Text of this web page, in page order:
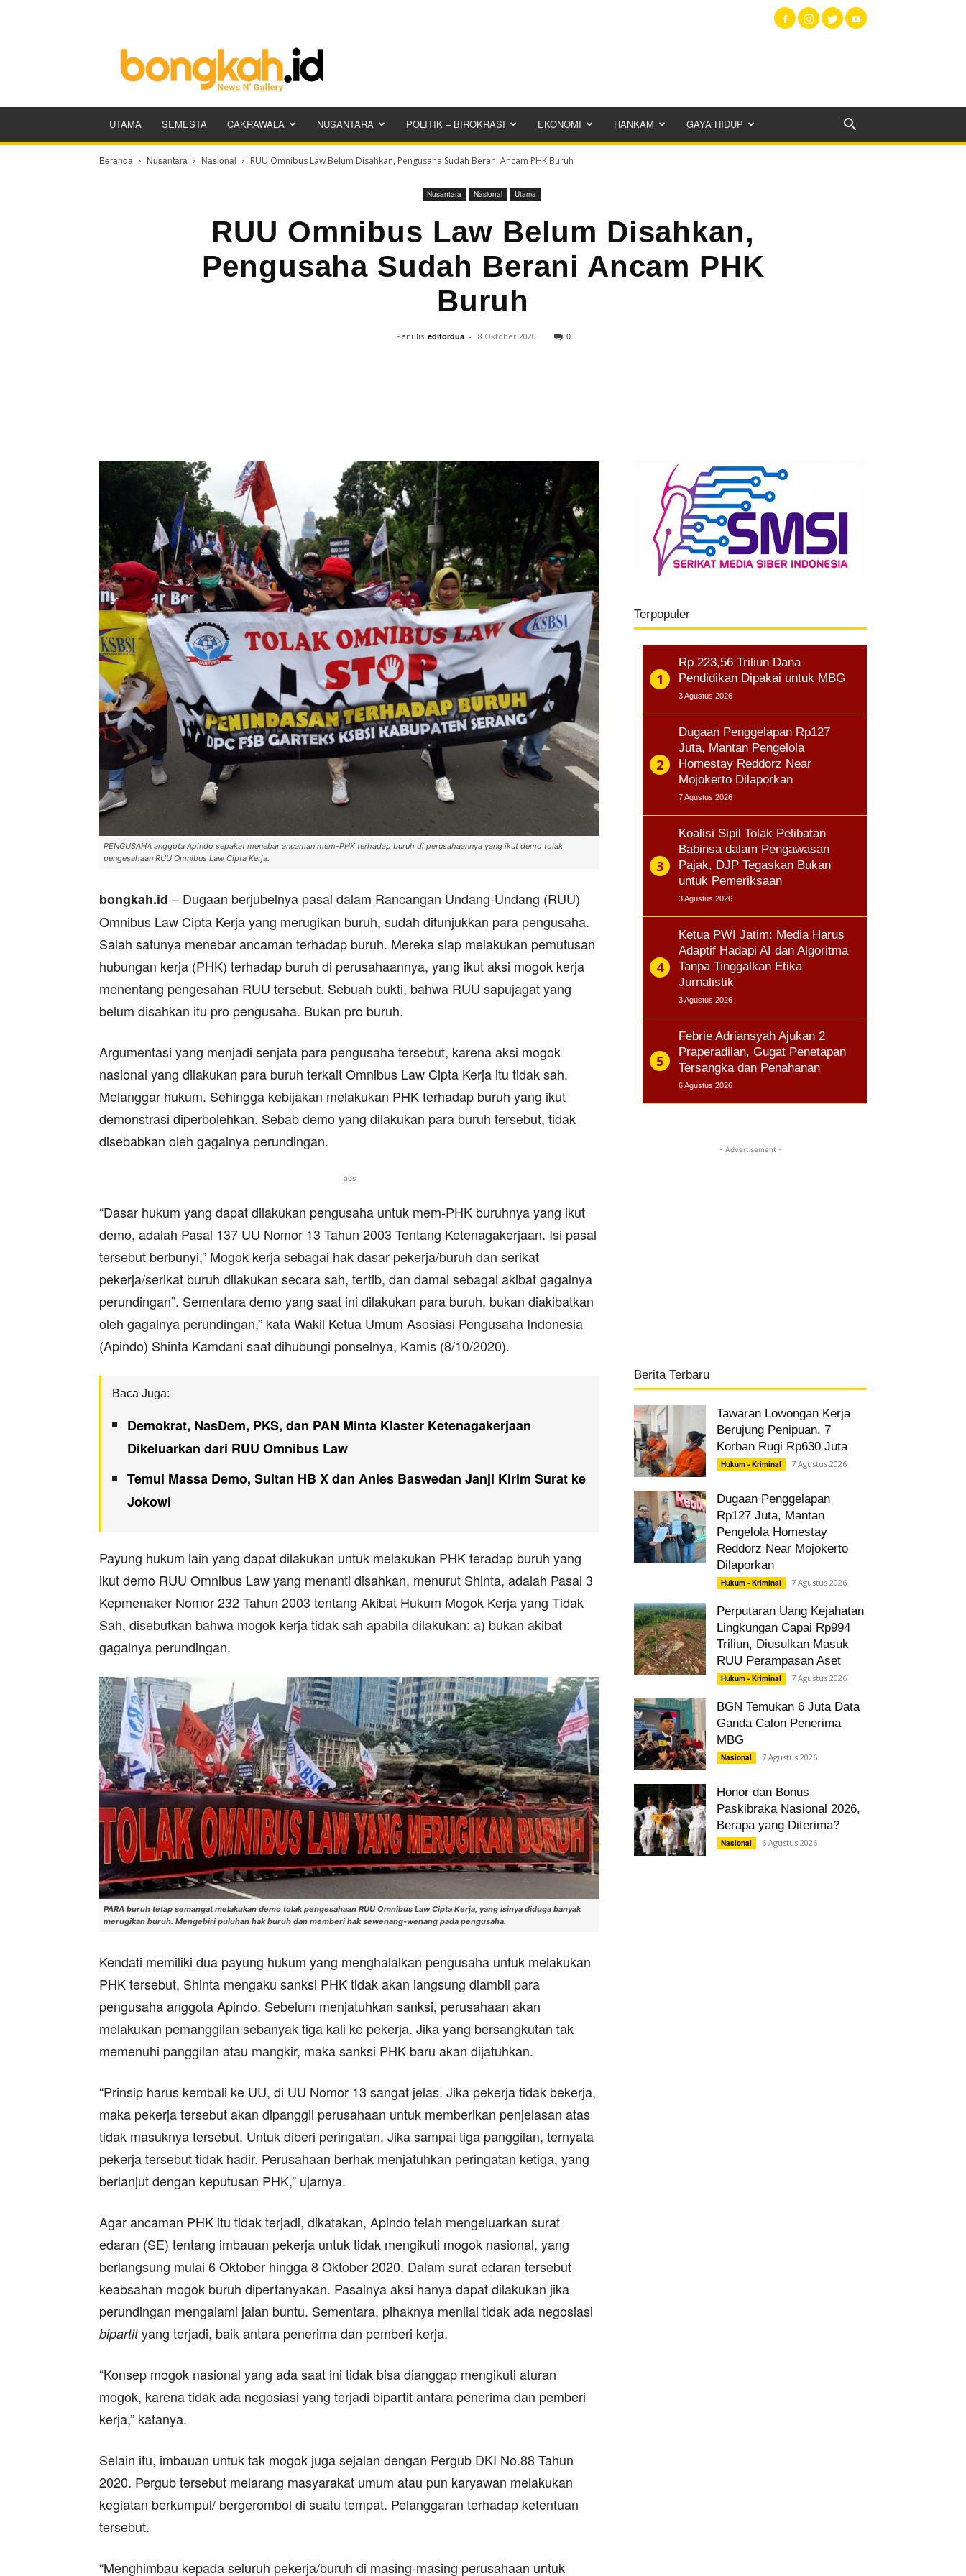
UTAMA SEMESTA CAKRAWALA NUSANTARA POLITIK – BIROKRASI EKONOMI HANKAM GAYA HIDUP
Beranda Nusantara Nasional RUU Omnibus Law Belum Disahkan, Pengusaha Sudah Berani Ancam PHK Buruh
Nusantara Nasional Utama
RUU Omnibus Law Belum Disahkan,
Pengusaha Sudah Berani Ancam PHK
Buruh
Penulis editordua - 8 Oktober 2020 0
PENGUSAHA anggota Apindo sepakat menebar ancaman mem-PHK terhadap buruh di perusahaannya yang ikut demo tolak
pengesahaan RUU Omnibus Law Cipta Kerja.
bongkah.id – Dugaan berjubelnya pasal dalam Rancangan Undang-Undang (RUU)
Omnibus Law Cipta Kerja yang merugikan buruh, sudah ditunjukkan para pengusaha.
Salah satunya menebar ancaman terhadap buruh. Mereka siap melakukan pemutusan
hubungan kerja (PHK) terhadap buruh di perusahaannya, yang ikut aksi mogok kerja
menentang pengesahan RUU tersebut. Sebuah bukti, bahwa RUU sapujagat yang
belum disahkan itu pro pengusaha. Bukan pro buruh.
Argumentasi yang menjadi senjata para pengusaha tersebut, karena aksi mogok
nasional yang dilakukan para buruh terkait Omnibus Law Cipta Kerja itu tidak sah.
Melanggar hukum. Sehingga kebijakan melakukan PHK terhadap buruh yang ikut
demonstrasi diperbolehkan. Sebab demo yang dilakukan para buruh tersebut, tidak
disebabkan oleh gagalnya perundingan.
ads
“Dasar hukum yang dapat dilakukan pengusaha untuk mem-PHK buruhnya yang ikut
demo, adalah Pasal 137 UU Nomor 13 Tahun 2003 Tentang Ketenagakerjaan. Isi pasal
tersebut berbunyi,” Mogok kerja sebagai hak dasar pekerja/buruh dan serikat
pekerja/serikat buruh dilakukan secara sah, tertib, dan damai sebagai akibat gagalnya
perundingan”. Sementara demo yang saat ini dilakukan para buruh, bukan diakibatkan
oleh gagalnya perundingan,” kata Wakil Ketua Umum Asosiasi Pengusaha Indonesia
(Apindo) Shinta Kamdani saat dihubungi ponselnya, Kamis (8/10/2020).
Baca Juga:
Demokrat, NasDem, PKS, dan PAN Minta Klaster Ketenagakerjaan
Dikeluarkan dari RUU Omnibus Law
Temui Massa Demo, Sultan HB X dan Anies Baswedan Janji Kirim Surat ke
Jokowi
Payung hukum lain yang dapat dilakukan untuk melakukan PHK teradap buruh yang
ikut demo RUU Omnibus Law yang menanti disahkan, menurut Shinta, adalah Pasal 3
Kepmenaker Nomor 232 Tahun 2003 tentang Akibat Hukum Mogok Kerja yang Tidak
Sah, disebutkan bahwa mogok kerja tidak sah apabila dilakukan: a) bukan akibat
gagalnya perundingan.
PARA buruh tetap semangat melakukan demo tolak pengesahaan RUU Omnibus Law Cipta Kerja, yang isinya diduga banyak
merugikan buruh. Mengebiri puluhan hak buruh dan memberi hak sewenang-wenang pada pengusaha.
Kendati memiliki dua payung hukum yang menghalalkan pengusaha untuk melakukan
PHK tersebut, Shinta mengaku sanksi PHK tidak akan langsung diambil para
pengusaha anggota Apindo. Sebelum menjatuhkan sanksi, perusahaan akan
melakukan pemanggilan sebanyak tiga kali ke pekerja. Jika yang bersangkutan tak
memenuhi panggilan atau mangkir, maka sanksi PHK baru akan dijatuhkan.
“Prinsip harus kembali ke UU, di UU Nomor 13 sangat jelas. Jika pekerja tidak bekerja,
maka pekerja tersebut akan dipanggil perusahaan untuk memberikan penjelasan atas
tidak masuknya tersebut. Untuk diberi peringatan. Jika sampai tiga panggilan, ternyata
pekerja tersebut tidak hadir. Perusahaan berhak menjatuhkan peringatan ketiga, yang
berlanjut dengan keputusan PHK,” ujarnya.
Agar ancaman PHK itu tidak terjadi, dikatakan, Apindo telah mengeluarkan surat
edaran (SE) tentang imbauan pekerja untuk tidak mengikuti mogok nasional, yang
berlangsung mulai 6 Oktober hingga 8 Oktober 2020. Dalam surat edaran tersebut
keabsahan mogok buruh dipertanyakan. Pasalnya aksi hanya dapat dilakukan jika
perundingan mengalami jalan buntu. Sementara, pihaknya menilai tidak ada negosiasi
bipartityang terjadi, baik antara penerima dan pemberi kerja.
“Konsep mogok nasional yang ada saat ini tidak bisa dianggap mengikuti aturan
mogok, karena tidak ada negosiasi yang terjadi bipartit antara penerima dan pemberi
kerja,” katanya.
Selain itu, imbauan untuk tak mogok juga sejalan dengan Pergub DKI No.88 Tahun
2020. Pergub tersebut melarang masyarakat umum atau pun karyawan melakukan
kegiatan berkumpul/ bergerombol di suatu tempat. Pelanggaran terhadap ketentuan
tersebut.
“Menghimbau kepada seluruh pekerja/buruh di masing-masing perusahaan untuk
Terpopuler
Rp 223,56 Triliun Dana
Pendidikan Dipakai untuk MBG
3 Agustus 2026
Dugaan Penggelapan Rp127
Juta, Mantan Pengelola
Homestay Reddorz Near
Mojokerto Dilaporkan
7 Agustus 2026
Koalisi Sipil Tolak Pelibatan
Babinsa dalam Pengawasan
Pajak, DJP Tegaskan Bukan
untuk Pemeriksaan
3 Agustus 2026
Ketua PWI Jatim: Media Harus
Adaptif Hadapi AI dan Algoritma
Tanpa Tinggalkan Etika
Jurnalistik
3 Agustus 2026
Febrie Adriansyah Ajukan 2
Praperadilan, Gugat Penetapan
Tersangka dan Penahanan
6 Agustus 2026
- Advertisement -
Berita Terbaru
Tawaran Lowongan Kerja
Berujung Penipuan, 7
Korban Rugi Rp630 Juta
Hukum - Kriminal 7 Agustus 2026
Dugaan Penggelapan
Rp127 Juta, Mantan
Pengelola Homestay
Reddorz Near Mojokerto
Dilaporkan
Hukum - Kriminal 7 Agustus 2026
Perputaran Uang Kejahatan
Lingkungan Capai Rp994
Triliun, Diusulkan Masuk
RUU Perampasan Aset
Hukum - Kriminal 7 Agustus 2026
BGN Temukan 6 Juta Data
Ganda Calon Penerima
MBG
Nasional 7 Agustus 2026
Honor dan Bonus
Paskibraka Nasional 2026,
Berapa yang Diterima?
Nasional 6 Agustus 2026